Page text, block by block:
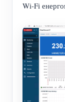
Wi-Fi